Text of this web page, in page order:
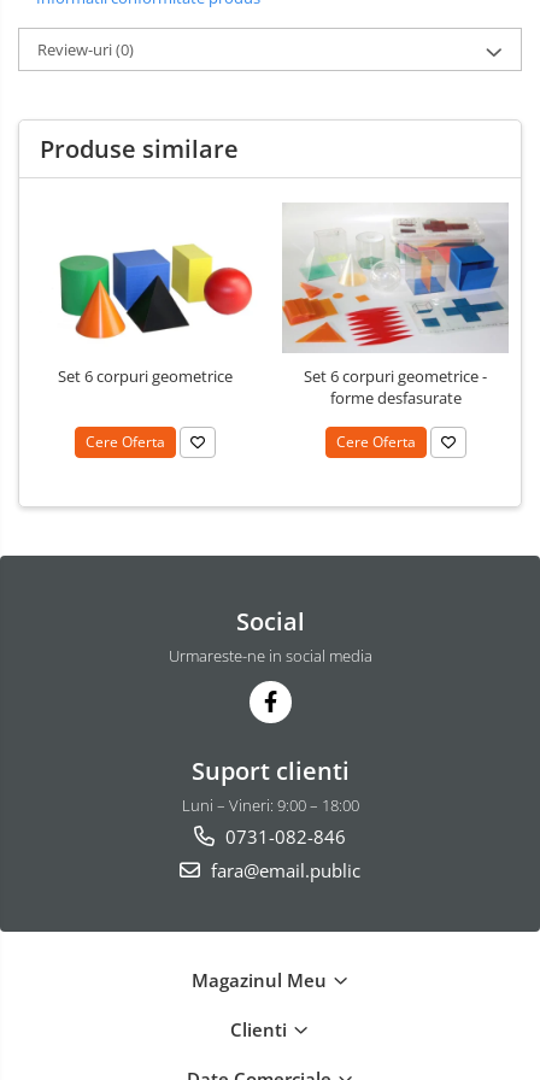
Limba engleza
Aviziere
Flipchart-uri si Rezerve
Panouri Afisare
Table magnetice din sticla
Review-uri(0)
Produse similare
Set 6 corpuri geometrice
Cere Oferta
Set 6 corpuri geometrice -
forme desfasurate
Cere Oferta
Social
Urmareste-ne in social media
Suport clienti
Luni – Vineri: 9:00 – 18:00
0731-082-846
fara@email.public
Magazinul Meu
Clienti